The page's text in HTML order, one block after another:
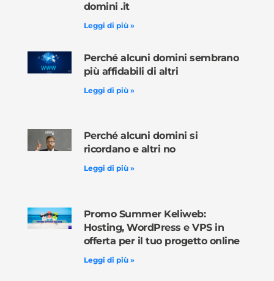
domini .it
Leggi di più »
Perché alcuni domini sembrano
più affidabili di altri
Leggi di più »
Perché alcuni domini si
ricordano e altri no
Leggi di più »
Promo Summer Keliweb:
Hosting, WordPress e VPS in
offerta per il tuo progetto online
Leggi di più »